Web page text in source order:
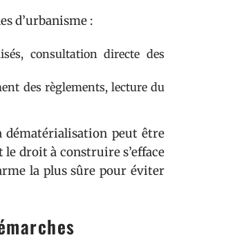
d’urbanisme :
consultation directe des
des règlements, lecture du
dématérialisation peut être
droit à construire s’efface
la plus sûre pour éviter